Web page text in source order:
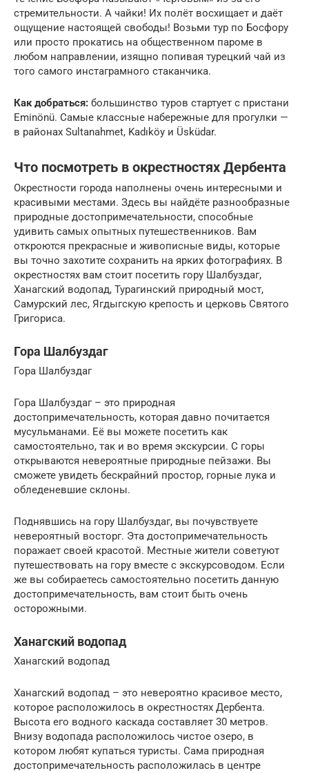
стремительности. А чайки! Их полёт восхищает и даёт
ощущение настоящей свободы! Возьми тур по Босфору
или просто прокатись на общественном пароме в
любом направлении, изящно попивая турецкий чай из
того самого инстаграмного стаканчика.
Как добраться: большинство туров стартует с пристани
Eminönü. Самые классные набережные для прогулки —
в районах Sultanahmet, Kadıköy и Üsküdar.
Что посмотреть в окрестностях Дербента
Окрестности города наполнены очень интересными и
красивыми местами. Здесь вы найдёте разнообразные
природные достопримечательности, способные
удивить самых опытных путешественников. Вам
откроются прекрасные и живописные виды, которые
вы точно захотите сохранить на ярких фотографиях. В
окрестностях вам стоит посетить гору Шалбуздаг,
Ханагский водопад, Турагинский природный мост,
Самурский лес, Ягдыгскую крепость и церковь Святого
Григориса.
Гора Шалбуздаг
Гора Шалбуздаг
Гора Шалбуздаг – это природная
достопримечательность, которая давно почитается
мусульманами. Её вы можете посетить как
самостоятельно, так и во время экскурсии. С горы
открываются невероятные природные пейзажи. Вы
сможете увидеть бескрайний простор, горные лука и
обледеневшие склоны.
Поднявшись на гору Шалбуздаг, вы почувствуете
невероятный восторг. Эта достопримечательность
поражает своей красотой. Местные жители советуют
путешествовать на гору вместе с экскурсоводом. Если
же вы собираетесь самостоятельно посетить данную
достопримечательность, вам стоит быть очень
осторожными.
Ханагский водопад
Ханагский водопад
Ханагский водопад – это невероятно красивое место,
которое расположилось в окрестностях Дербента.
Высота его водного каскада составляет 30 метров.
Внизу водопада расположилось чистое озеро, в
котором любят купаться туристы. Сама природная
достопримечательность расположилась в центре